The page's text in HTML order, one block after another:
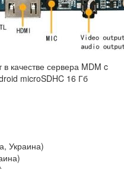
качестве сервера MDM c
microSDHC 16 Гб
Украина)